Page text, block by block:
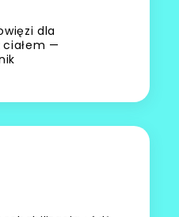
dla
—